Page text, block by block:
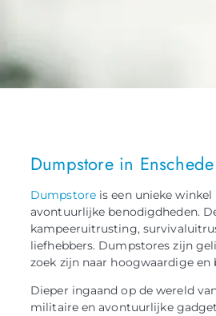
Dumpstore in Enschede
Dumpstoreis een unieke
avontuurlijke benodigdheden.
kampeeruitrusting,
liefhebbers. Dumpstores zijn
zoek zijn naar hoogwaardige
Dieper ingaand op de wereld
militaire en avontuurlijke